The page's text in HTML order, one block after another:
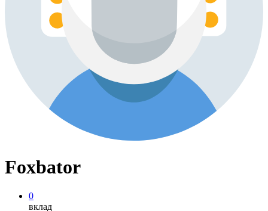
Foxbator
0
вклад